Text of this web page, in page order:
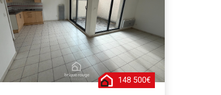
la fête du printemps ou le marché de Noël.
de la ville en lettres d’argent et de sable3. La
Bois, qui a appartenu à la famille Delebecque.
sur 7 hectares et offre un cadre agréable pour
148 500€